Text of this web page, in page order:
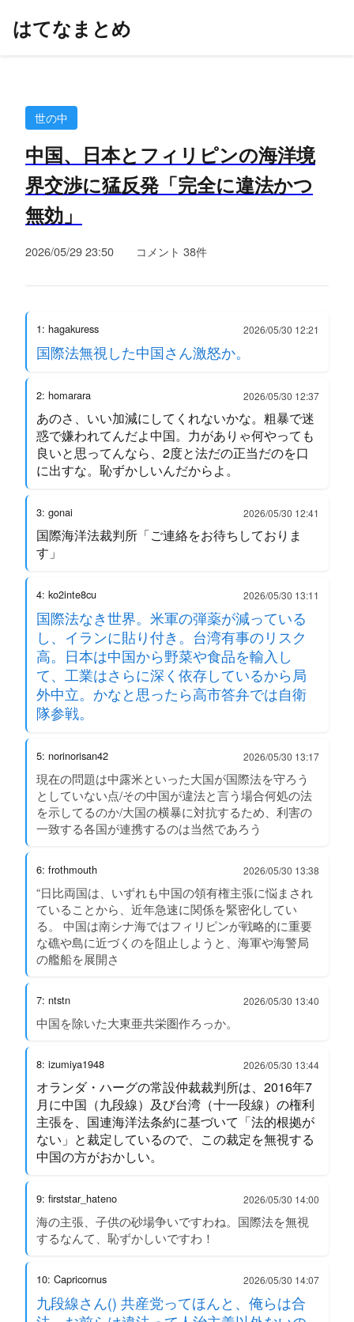
はてなまとめ
世の中
中国、日本とフィリピンの海洋境
界交渉に猛反発「完全に違法かつ
無効」
2026/05/29 23:50 コメント 38件
1: hagakuress 2026/05/30 12:21
国際法無視した中国さん激怒か。
2: homarara 2026/05/30 12:37
あのさ、いい加減にしてくれないかな。粗暴で迷
惑で嫌われてんだよ中国。力がありゃ何やっても
良いと思ってんなら、2度と法だの正当だのを口
に出すな。恥ずかしいんだからよ。
3: gonai 2026/05/30 12:41
国際海洋法裁判所「ご連絡をお待ちしておりま
す」
4: ko2inte8cu 2026/05/30 13:11
国際法なき世界。米軍の弾薬が減っている
し、イランに貼り付き。台湾有事のリスク
高。日本は中国から野菜や食品を輸入し
て、工業はさらに深く依存しているから局
外中立。かなと思ったら高市答弁では自衛
隊参戦。
5: norinorisan42 2026/05/30 13:17
現在の問題は中露米といった大国が国際法を守ろう
としていない点/その中国が違法と言う場合何処の法
を示してるのか/大国の横暴に対抗するため、利害の
一致する各国が連携するのは当然であろう
6: frothmouth 2026/05/30 13:38
“日比両国は、いずれも中国の領有権主張に悩まされ
ていることから、近年急速に関係を緊密化してい
る。 中国は南シナ海ではフィリピンが戦略的に重要
な礁や島に近づくのを阻止しようと、海軍や海警局
の艦船を展開さ
7: ntstn 2026/05/30 13:40
中国を除いた大東亜共栄圏作ろっか。
8: izumiya1948 2026/05/30 13:44
オランダ・ハーグの常設仲裁裁判所は、2016年7
月に中国（九段線）及び台湾（十一段線）の権利
主張を、国連海洋法条約に基づいて「法的根拠が
ない」と裁定しているので、この裁定を無視する
中国の方がおかしい。
9: firststar_hateno 2026/05/30 14:00
海の主張、子供の砂場争いですわね。国際法を無視
するなんて、恥ずかしいですわ！
10: Capricornus 2026/05/30 14:07
九段線さん() 共産党ってほんと、俺らは合